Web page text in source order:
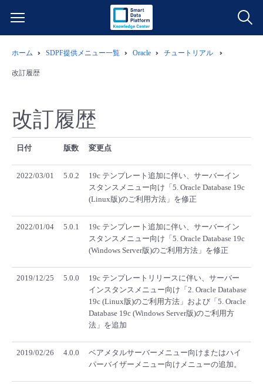
サービス一覧
クラウド/サーバー
モニタリング/監査
すべてのメニューを見る
データ利活用
ネットワーク
IoT
すべてのメニューを見る
料金情報
データ利活用
クラウド/サーバー
モニタリング/監査
- 管理機能
■ セットアップガイド
- 新規お申し込み方法
- ユーザー機能の管理
- バックアップ
- マルチクラウド利用
故障/メンテナンス情報
故障/メンテナンス履歴
メンテナンス予定
定期メンテナンス
販売パートナー向けプログラム
協業パートナー
トレーニング/操作動画
脱炭素化
ホーム SDPF提供メニュー一覧 Oracle チュートリアル
改訂履歴
改訂履歴
日付 版数 変更点
2022/03/01 5.0.2
19c テンプレート追加に伴い、サーバーイン
スタンスメニュー向け「5. Oracle Database 19c
(Linux版)のご利用方法」を修正
2022/01/04 5.0.1
19c テンプレート追加に伴い、サーバーイン
スタンスメニュー向け「5. Oracle Database 19c
(Windows Server版)のご利用方法」を修正
2019/12/25 5.0.0
19c テンプレートリリースに伴い、サーバー
インスタンスメニュー向け「2. Oracle Database
19c (Linux版)のご利用方法」および「5. Oracle
Database 19c (Windows Server版)のご利用方
法」を追加
2019/02/26 4.0.0
ベアメタルサーバーメニュー向けまたはハイ
パーバイザーメニュー向けメニューの追加。